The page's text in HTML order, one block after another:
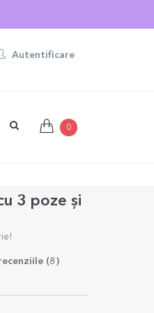
Autentificare
0
3 poze și
(8 )